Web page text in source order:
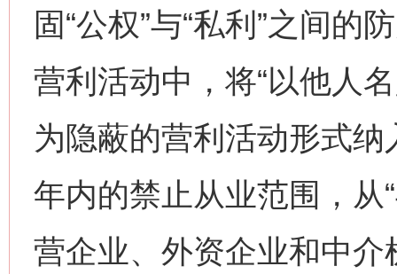
固“公权”与“私利”之间的
营利活动中，将“以他人
为隐蔽的营利活动形式
年内的禁止从业范围，从
营企业、外资企业和中介